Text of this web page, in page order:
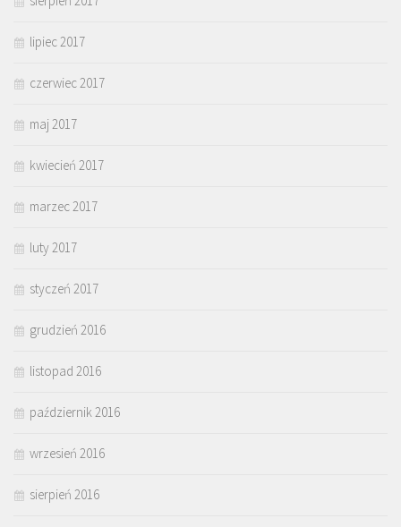
lipiec 2017
czerwiec 2017
maj 2017
kwiecień 2017
marzec 2017
luty 2017
styczeń 2017
grudzień 2016
listopad 2016
październik 2016
wrzesień 2016
sierpień 2016